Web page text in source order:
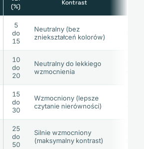
(%)
Kontrast
5
do
15
Neutralny (bez
zniekształceń kolorów)
10
do
20
Neutralny do lekkiego
wzmocnienia
15
do
30
Wzmocniony (lepsze
czytanie nierówności)
25
do
50
Silnie wzmocniony
(maksymalny kontrast)